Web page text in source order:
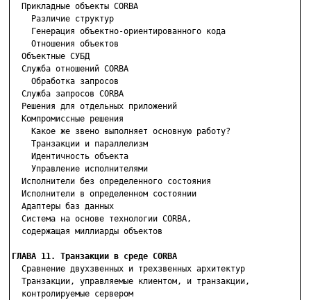
  Прикладные объекты CORBA
    Различие структур
    Генерация объектно-ориентированного кода
    Отношения объектов
  Объектные СУБД
  Служба отношений CORBA
    Обработка запросов
  Служба запросов CORBA
  Решения для отдельных приложений
  Компромиссные решения
    Какое же звено выполняет основную работу?
    Транзакции и параллелизм
    Идентичность объекта
    Управление исполнителями
  Исполнители без определенного состояния
  Исполнители в определенном состоянии
  Адаптеры баз данных
  Система на основе технологии CORBA,
  содержащая миллиарды объектов
ГЛАВА 11. Транзакции в среде CORBA
Сравнение двухзвенных и трехзвенных архитектур
  Транзакции, управляемые клиентом, и транзакции,
  контролируемые сервером